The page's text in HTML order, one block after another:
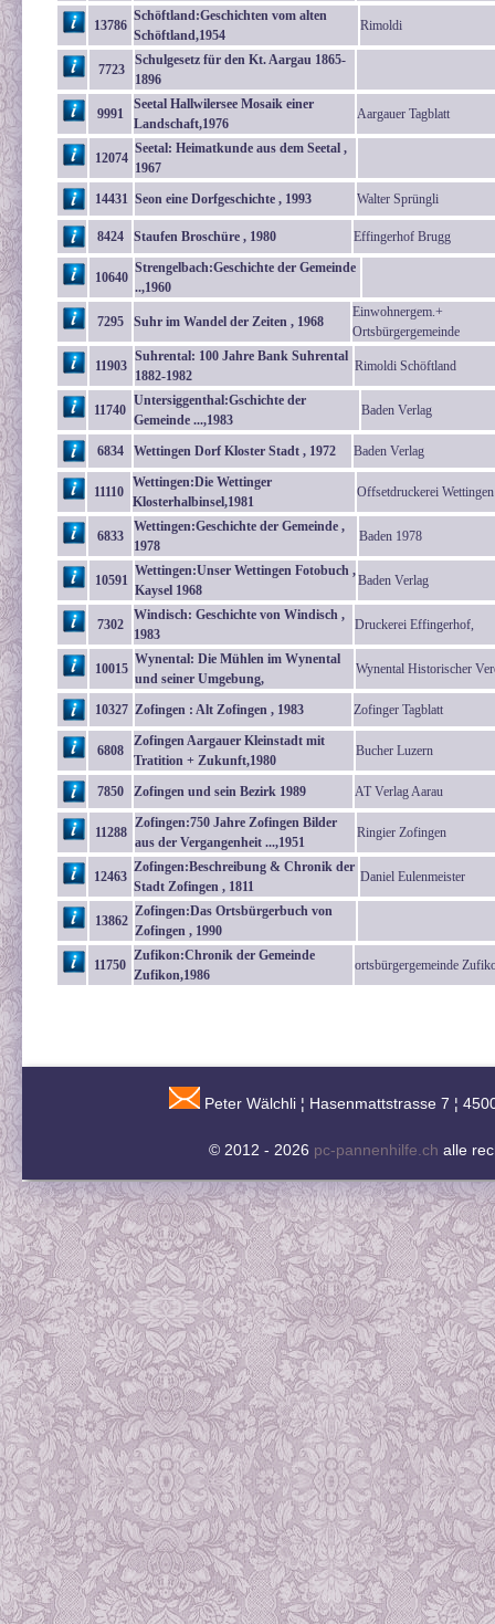
13786
Schöftland:Geschichten vom alten
Schöftland,1954
Rimoldi
7723
Schulgesetz für den Kt. Aargau 1865-
1896
9991
Seetal Hallwilersee Mosaik einer
Landschaft,1976
Aargauer Tagblatt
12074
Seetal: Heimatkunde aus dem Seetal ,
1967
14431 Seon eine Dorfgeschichte , 1993 Walter Sprüngli
8424 Staufen Broschüre , 1980 Effingerhof Brugg
10640
Strengelbach:Geschichte der Gemeinde
..,1960
7295 Suhr im Wandel der Zeiten , 1968
Einwohnergem.+
Ortsbürgergemeinde
11903
Suhrental: 100 Jahre Bank Suhrental
1882-1982
Rimoldi Schöftland
11740
Untersiggenthal:Gschichte der
Gemeinde ...,1983
Baden Verlag
6834 Wettingen Dorf Kloster Stadt , 1972 Baden Verlag
11110
Wettingen:Die Wettinger
Klosterhalbinsel,1981
Offsetdruckerei Wettingen
6833
Wettingen:Geschichte der Gemeinde ,
1978
Baden 1978
10591
Wettingen:Unser Wettingen Fotobuch ,
Kaysel 1968
Baden Verlag
7302
Windisch: Geschichte von Windisch ,
1983
Druckerei Effingerhof,
10015
Wynental: Die Mühlen im Wynental
und seiner Umgebung,
Wynental Historischer
10327 Zofingen : Alt Zofingen , 1983 Zofinger Tagblatt
6808
Zofingen Aargauer Kleinstadt mit
Tratition + Zukunft,1980
Bucher Luzern
7850 Zofingen und sein Bezirk 1989 AT Verlag Aarau
11288
Zofingen:750 Jahre Zofingen Bilder
aus der Vergangenheit ...,1951
Ringier Zofingen
12463
Zofingen:Beschreibung & Chronik der
Stadt Zofingen , 1811
Daniel Eulenmeister
13862
Zofingen:Das Ortsbürgerbuch von
Zofingen , 1990
11750
Zufikon:Chronik der Gemeinde
Zufikon,1986
ortsbürgergemeinde
Peter Wälchli ¦ Hasenmattstrasse 7 ¦
© 2012 - 2026 pc-pannenhilfe.ch alle